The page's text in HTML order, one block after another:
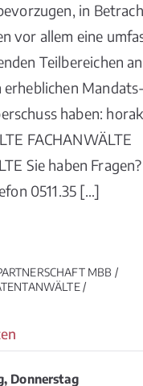
in
vor allem eine
Teilbereichen
haben:
FACHANWÄLTE
Sie haben
0511.35 […]
MBB /
/
Donnerstag